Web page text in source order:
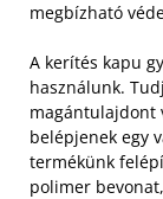
megbízható
A kerítés kapu
használunk.
magántulajdont
belépjenek egy
termékünk
polimer